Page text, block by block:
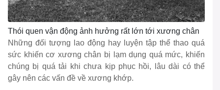
Thói quen vận động ảnh hưởng rất lớn tới xương chân
Những đối tượng lao động hay luyện tập thể thao quá
sức khiến cơ xương chân bị lạm dụng quá mức, khiến
chúng bị quá tải khi chưa kịp phục hồi, lâu dài có thể
gây nên các vấn đề về xương khớp.